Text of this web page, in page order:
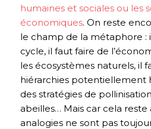
humaines et sociales ou les
économiques. On reste
le champ de la métaphore :
cycle, il faut faire de
les écosystèmes naturels, il
hiérarchies potentiellement
des stratégies de
abeilles… Mais car cela reste
analogies ne sont pas